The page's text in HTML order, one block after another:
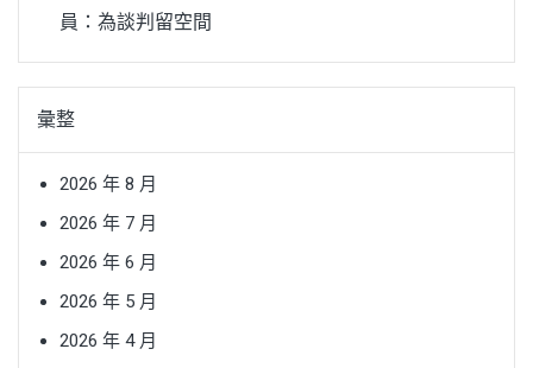
員：為談判留空間
彙整
2026 年 8 月
2026 年 7 月
2026 年 6 月
2026 年 5 月
2026 年 4 月